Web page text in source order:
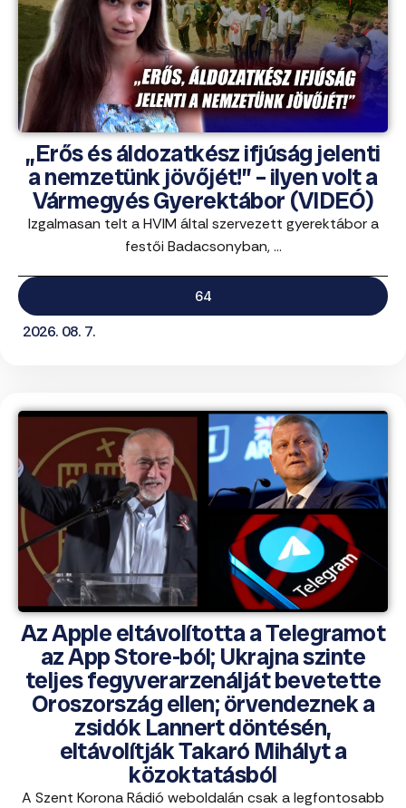
„Erős és áldozatkész ifjúság jelenti
a nemzetünk jövőjét!” – ilyen volt a
Vármegyés Gyerektábor (VIDEÓ)
Izgalmasan telt a HVIM által szervezett gyerektábor a
festői Badacsonyban, ...
64
2026. 08. 7.
Az Apple eltávolította a Telegramot
az App Store-ból; Ukrajna szinte
teljes fegyverarzenálját bevetette
Oroszország ellen; örvendeznek a
zsidók Lannert döntésén,
eltávolítják Takaró Mihályt a
közoktatásból
A Szent Korona Rádió weboldalán csak a legfontosabb